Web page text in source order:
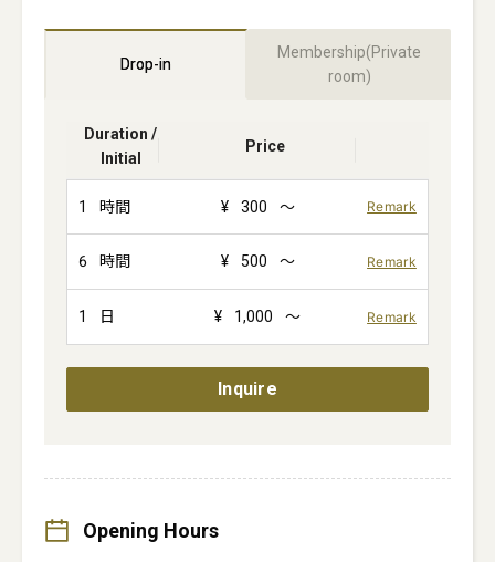
Drop-in
Membership(Private
room)
Duration /
Initial
Price
1 時間 ¥ 300 ～ Remark
6 時間 ¥ 500 ～ Remark
1 日 ¥ 1,000 ～ Remark
Inquire
Opening Hours